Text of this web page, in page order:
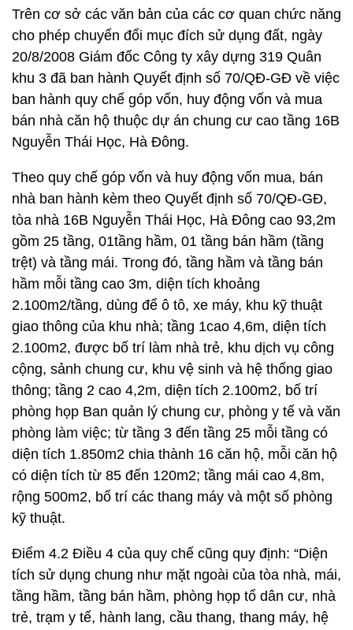
Trên cơ sở các văn bản của các cơ quan chức năng
cho phép chuyển đổi mục đích sử dụng đất, ngày
20/8/2008 Giám đốc Công ty xây dựng 319 Quân
khu 3 đã ban hành Quyết định số 70/QĐ-GĐ về việc
ban hành quy chế góp vốn, huy động vốn và mua
bán nhà căn hộ thuộc dự án chung cư cao tầng 16B
Nguyễn Thái Học, Hà Đông.
Theo quy chế góp vốn và huy động vốn mua, bán
nhà ban hành kèm theo Quyết định số 70/QĐ-GĐ,
tòa nhà 16B Nguyễn Thái Học, Hà Đông cao 93,2m
gồm 25 tầng, 01tầng hầm, 01 tầng bán hầm (tầng
trệt) và tầng mái. Trong đó, tầng hầm và tầng bán
hầm mỗi tầng cao 3m, diện tích khoảng
2.100m2/tầng, dùng để ô tô, xe máy, khu kỹ thuật
giao thông của khu nhà; tầng 1cao 4,6m, diện tích
2.100m2, được bố trí làm nhà trẻ, khu dịch vụ công
cộng, sảnh chung cư, khu vệ sinh và hệ thống giao
thông; tầng 2 cao 4,2m, diện tích 2.100m2, bố trí
phòng họp Ban quản lý chung cư, phòng y tế và văn
phòng làm việc; từ tầng 3 đến tầng 25 mỗi tầng có
diện tích 1.850m2 chia thành 16 căn hộ, mỗi căn hộ
có diện tích từ 85 đến 120m2; tầng mái cao 4,8m,
rộng 500m2, bố trí các thang máy và một số phòng
kỹ thuật.
Điểm 4.2 Điều 4 của quy chế cũng quy định: “Diện
tích sử dụng chung như mặt ngoài của tòa nhà, mái,
tầng hầm, tầng bán hầm, phòng họp tổ dân cư, nhà
trẻ, trạm y tế, hành lang, cầu thang, thang máy, hệ